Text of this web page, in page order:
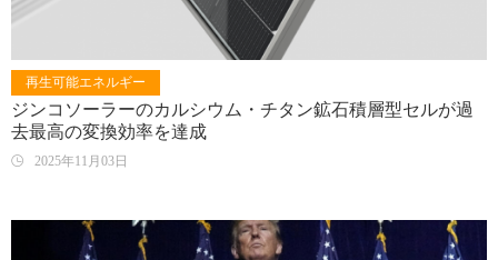
再生可能エネルギー
ジンコソーラーのカルシウム・チタン鉱石積層型セルが過
去最高の変換効率を達成
2025年11月03日